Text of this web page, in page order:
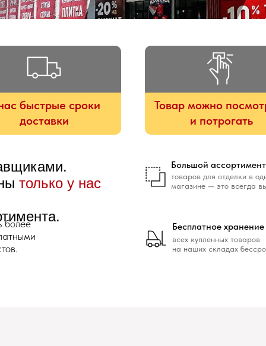
быстрые сроки
доставки
Товар можно
и потрогать
всех купленных товаров
на наших складах
Бесплатное хранение
товаров для отделки в
магазине — это всегда
Большой ассортимент
только у нас
более